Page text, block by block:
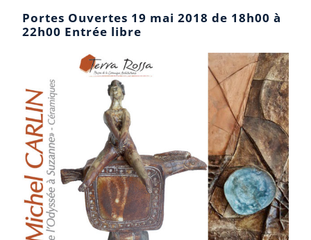
Portes Ouvertes 19 mai 2018 de 18h00 à
22h00 Entrée libre